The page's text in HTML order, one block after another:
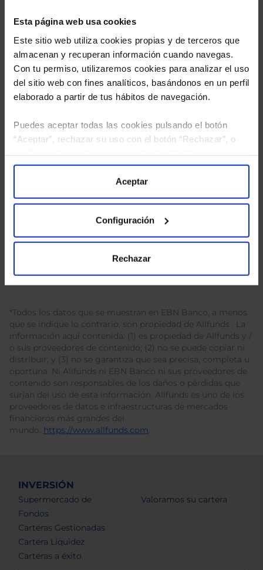
Esta página web usa cookies
Este sitio web utiliza cookies propias y de terceros que
almacenan y recuperan información cuando navegas.
Con tu permiso, utilizaremos cookies para analizar el uso
del sitio web con fines analíticos, basándonos en un perfil
elaborado a partir de tus hábitos de navegación.
Puedes aceptar todas las cookies pulsando el botón
“Aceptar”, rechazar su uso con el botón “Rechazar”, o
“Configuración”. Consulta nuestraPolítica
para más información.
Aceptar
Configuración
Rechazar
He leído
*Todos los datos que se muestran en EBN Banco, a menos
que se indique lo contrario, son propiedad de Allfunds . La
información aquí contenida: (1) es propiedad de Allfunds y /
o sus proveedores de contenido; (2) no se puede copiar ni
distribuir; y (3) no se garantiza que sea precisa, completa u
oportuna. Ni Allfunds ni EBN Banco ni sus proveedores de
contenido son responsables de los daños o pérdidas que
surjan del uso de esta información. Allfunds es uno de los
proveedores de datos e infraestructuras de mercados
financieros más grandes del
mundo. https://www.allfunds.com.
INVERSIÓN
Supermercado de
Fondos
Carteras Gestionadas
Cartera Liquidez
Carteras a éxito
Valoramos su cartera